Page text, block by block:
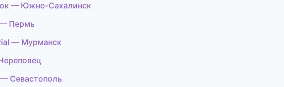
— Южно-Сахалинск
— Пермь
— Мурманск
Севастополь